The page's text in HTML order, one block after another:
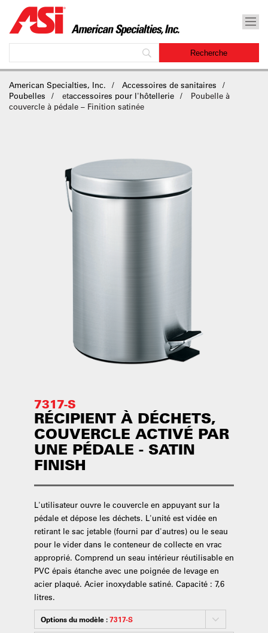
American Specialties, Inc.
Accessoires de sanitaires
Poubelles
etaccessoires pour l'hôtellerie
Poubelle à
couvercle à pédale – Finition satinée
7317-S
RÉCIPIENT À DÉCHETS,
COUVERCLE ACTIVÉ PAR
UNE PÉDALE - SATIN
FINISH
L'utilisateur ouvre le couvercle en appuyant sur la
pédale et dépose les déchets. L'unité est vidée en
retirant le sac jetable (fourni par d'autres) ou le seau
pour le vider dans le conteneur de collecte en vrac
approprié. Comprend un seau intérieur réutilisable en
PVC épais étanche avec une poignée de levage en
acier plaqué. Acier inoxydable satiné. Capacité : 7,6
litres.
Options du modèle :7317-S